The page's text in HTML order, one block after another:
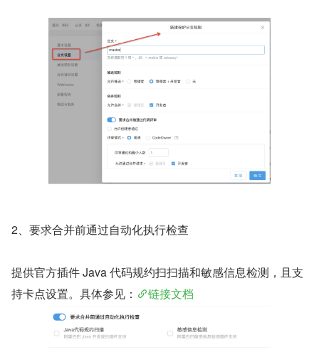
2、要求合并前通过自动化执行检查
提供官方插件 Java 代码规约扫扫描和敏感信息检测，且支
持卡点设置。具体参见：
链接文档